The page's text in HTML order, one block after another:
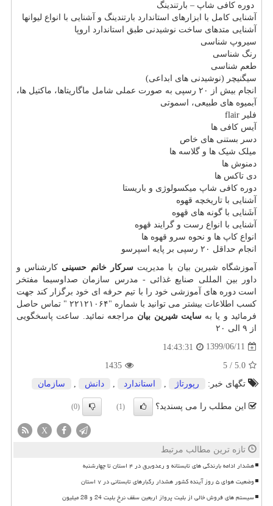
دوره کافی شاپ – بارتندینگ
آشنایی کامل با ابزارهای استاندارد بارتندینگ و آشنایی با انواع لیوانها
آشنایی متدهای ساخت نوشیدنی طبق استاندارد اروپا
سیروپ شناسی
رنگ شناسی
طعم شناسی
سیگنیچر (نوشیدنی های ابداعی)
انجام بیش از ٢۰ رسپی به صورت عملی شامل ماگاریتاها، ماکتیل ها،
آبمیوه های طبیعی، اسموتی
فلیر flair
آیس کافی ها
دسر بستنی های خاص
میلک شیک ها و گلاسه ها
دمنوش ها
دی تاکس ها
دوره کافی شاپ میکسولوژی و باریستا
آشنایی با تاریخچه قهوه
آشَنایی با گونه های قهوه
آشنایی با انواع رست و گرایند قهوه
انواع کاپ ها و نحوه سرو قهوه ها
انجام حداقل ٢۰ رسپی بر پایه اسپرسو
آموزشگاه شیرین بیان با مدیریتسرکار خانم حسینی کارشناس و
داور بین المللی صنایع غذائی - مدرس سازمان صداوسیما مفتخر
است دوره های آموزشی خود را با تیم حرفه ای خود برگزار کند جهت
کسب اطلاعات بیشتر می توانید با شماره "٢٢١٢١۰۶۴ " تماس حاصل
فرمائید و یا بهسایت شیرین بیان مراجعه نمائید. ساعت پاسخگویی
از ٩ الی ٢۰
1399/06/11
14:43:31
5.0
/
5
1435
تگهای خبر:
رپورتاژ استاندارد دانش سازمان
این مطلب را می پسندید؟ (1)
(0)
X
تازه ترین مطالب مرتبط
هشدار ادامه بارندگی های تابستانه و رعدوبرق در ۴ استان تا چهارشنبه
وضعیت هوای ۵ روز آینده کشور هشدار رگبارهای تابستانی در ۷ استان
سیستم های فروش خالی از بلیت پرواز اربعین سقف نرخ بلیت 24 و 28 میلیون